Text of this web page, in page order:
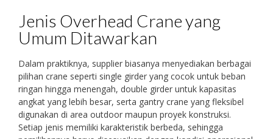
Jenis Overhead Crane yang
Umum Ditawarkan
Dalam praktiknya, supplier biasanya menyediakan berbagai
pilihan crane seperti single girder yang cocok untuk beban
ringan hingga menengah, double girder untuk kapasitas
angkat yang lebih besar, serta gantry crane yang fleksibel
digunakan di area outdoor maupun proyek konstruksi.
Setiap jenis memiliki karakteristik berbeda, sehingga